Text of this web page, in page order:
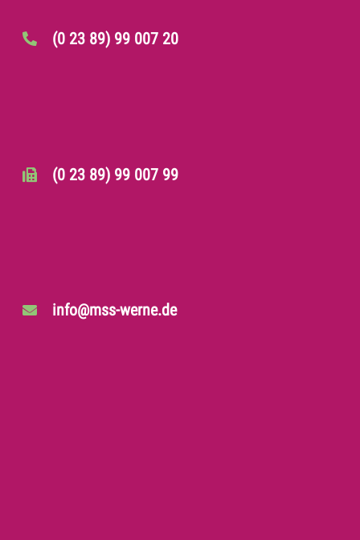
(0 23 89) 99 007 20
(0 23 89) 99 007 99
info@mss-werne.de